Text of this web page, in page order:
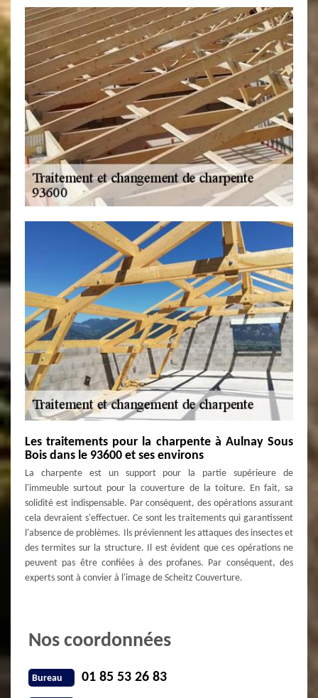
Les traitements pour la charpente à Aulnay Sous
Bois dans le 93600 et ses environs
La charpente est un support pour la partie supérieure de
l'immeuble surtout pour la couverture de la toiture. En fait, sa
solidité est indispensable. Par conséquent, des opérations assurant
cela devraient s'effectuer. Ce sont les traitements qui garantissent
l'absence de problèmes. Ils préviennent les attaques des insectes et
des termites sur la structure. Il est évident que ces opérations ne
peuvent pas être confiées à des profanes. Par conséquent, des
experts sont à convier à l'image de Scheitz Couverture.
Nos coordonnées
Bureau 01 85 53 26 83